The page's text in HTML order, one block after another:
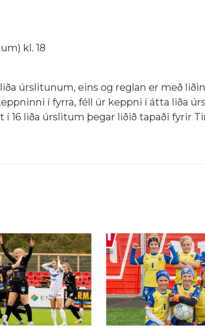
kl. 18
úrslitunum, eins og reglan er með
í fyrra, féll úr keppni í átta liða
16 liða úrslitum þegar liðið tapaði fyrir